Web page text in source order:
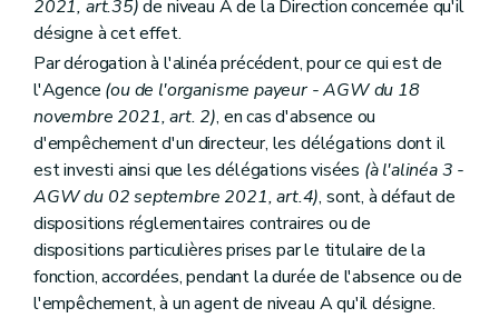
Sous-section 1 Délégations budgétaires
Art. 133
Art. 135
Art. 136
Art. 137
Art. 138
Sous-section 2 Dispositions particulières
Art. 139
Art. 140
Art. 141
Art. 142
Chapitre VII Dispositions relatives au Service public Intérieur et Action sociale
Section 1 re Délégation budgétaire
Art. 143
2021, art.35)de niveau A de la Direction concernée qu'il
désigne à cet effet.
Par dérogation à l'alinéa précédent, pour ce qui est de
l'Agence (ou de l'organisme payeur - AGW du 18
novembre 2021, art. 2), en cas d'absence ou
d'empêchement d'un directeur, les délégations dont il
est investi ainsi que les délégations visées (à l'alinéa 3 -
AGW du 02 septembre 2021, art.4), sont, à défaut de
dispositions réglementaires contraires ou de
dispositions particulières prises par le titulaire de la
fonction, accordées, pendant la durée de l'absence ou de
l'empêchement, à un agent de niveau A qu'il désigne.